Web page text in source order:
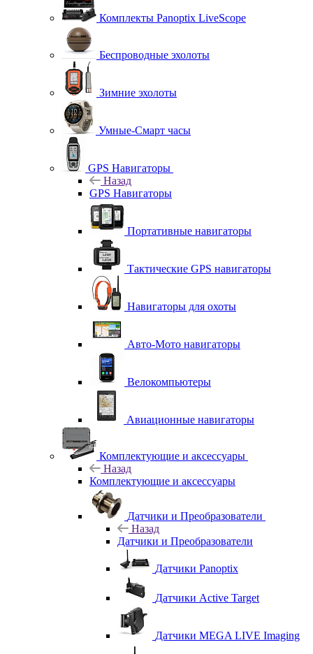
Комплекты Panoptix LiveScope
Беспроводные эхолоты
Зимние эхолоты
Умные-Смарт часы
GPS Навигаторы
Назад
GPS Навигаторы
Портативные навигаторы
Тактические GPS навигаторы
Навигаторы для охоты
Авто-Мото навигаторы
Велокомпьютеры
Авиационные навигаторы
Комплектующие и аксессуары
Назад
Комплектующие и аксессуары
Датчики и Преобразователи
Назад
Датчики и Преобразователи
Датчики Panoptix
Датчики Active Target
Датчики MEGA LIVE Imaging